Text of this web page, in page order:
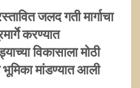
जलद गती मार्गाचा
करण्यात
विकासाला मोठी
मांडण्यात आली